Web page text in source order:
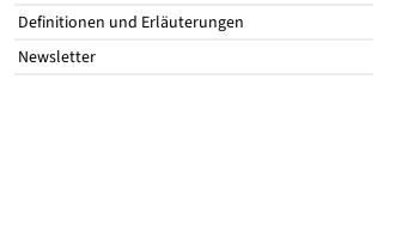
Definitionen und Erläuterungen
Newsletter